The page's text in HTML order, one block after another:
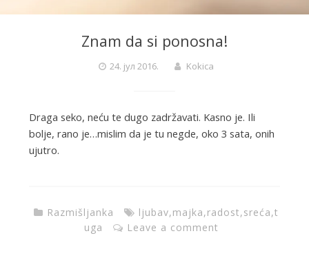
Znam da si ponosna!
24. јул 2016. Kokica
Draga seko, neću te dugo zadržavati. Kasno je. Ili
bolje, rano je…mislim da je tu negde, oko 3 sata, onih
ujutro.
Razmišljanka ljubav,majka,radost,sreća,t
uga
Leave a comment